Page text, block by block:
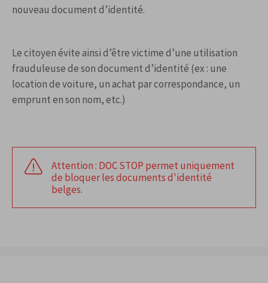
nouveau document d’identité.
Le citoyen évite ainsi d’être victime d’une utilisation
frauduleuse de son document d’identité (ex : une
location de voiture, un achat par correspondance, un
emprunt en son nom, etc.)
Attention : DOC STOP permet uniquement
de bloquer les documents d'identité
belges.